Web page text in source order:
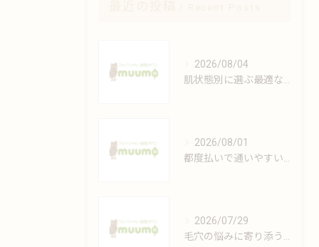
2026/08/04
肌状態別に選ぶ最適なフェイシャルケアの方法
2026/08/01
都度払いで通いやすい安心脱毛の魅力解説
2026/07/29
毛穴の悩みに寄り添うエステの極意とは